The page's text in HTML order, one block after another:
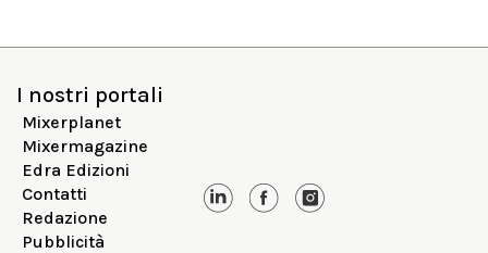
I nostri portali
Mixerplanet
Mixermagazine
Edra Edizioni
Contatti
Redazione
Pubblicità